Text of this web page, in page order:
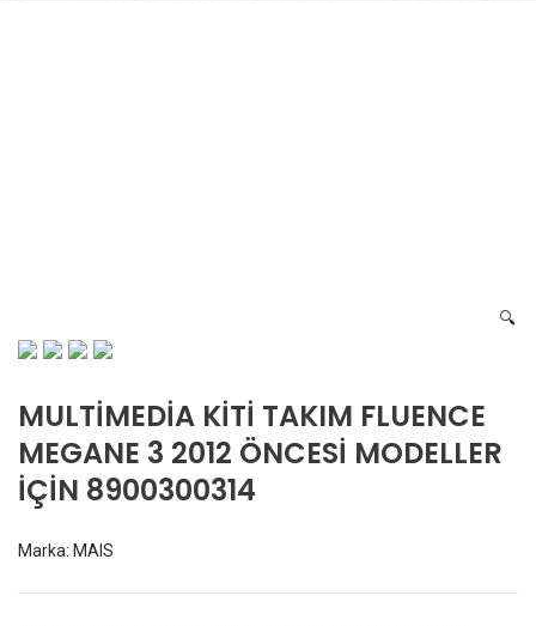
🔍
MULTİMEDİA KİTİ TAKIM FLUENCE
MEGANE 3 2012 ÖNCESİ MODELLER
İÇİN 8900300314
Marka: MAIS